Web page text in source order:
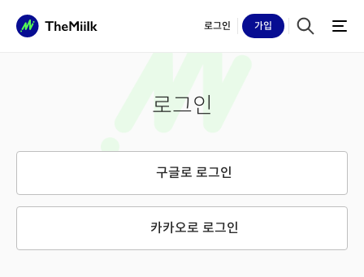
로그인 가입
로그인
구글로 로그인
카카오로 로그인